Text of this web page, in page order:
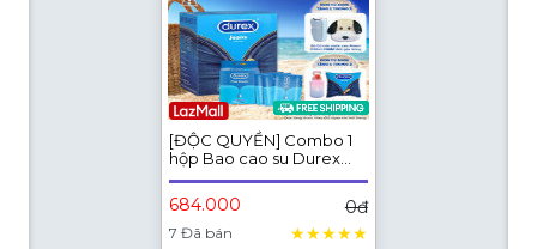
[ĐỘC QUYỀN] Combo 1
hộp Bao cao su Durex
Jeans 52.5mm 30 bao & 1
Gel bôi trơn Durex play
classic Hộp 3 gói x 5ml
684.000 0đ
7 Đã bán ★★★★★